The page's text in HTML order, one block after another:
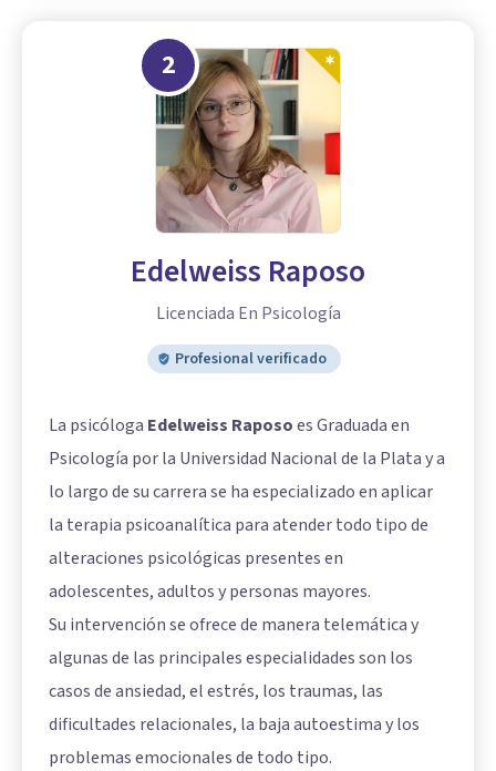
2
Edelweiss Raposo
Licenciada En Psicología
Profesional verificado
La psicóloga Edelweiss Raposoes Graduada en
Psicología por la Universidad Nacional de la Plata y a
lo largo de su carrera se ha especializado en aplicar
la terapia psicoanalítica para atender todo tipo de
alteraciones psicológicas presentes en
adolescentes, adultos y personas mayores.
Su intervención se ofrece de manera telemática y
algunas de las principales especialidades son los
casos de ansiedad, el estrés, los traumas, las
dificultades relacionales, la baja autoestima y los
problemas emocionales de todo tipo.